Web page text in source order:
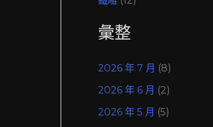
彙整
2026 年 7 月 (8)
2026 年 6 月 (2)
2026 年 5 月 (5)